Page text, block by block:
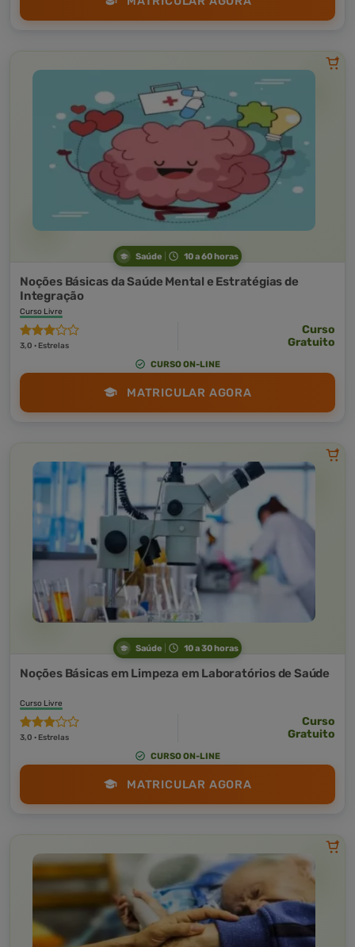
Saúde 10 a 60 horas
Noções Básicas da Saúde Mental e Estratégias de
Integração
Curso Livre
3,0 · Estrelas
Curso
Gratuito
CURSO ON-LINE
MATRICULAR AGORA
Saúde 10 a 30 horas
Noções Básicas em Limpeza em Laboratórios de Saúde
Curso Livre
3,0 · Estrelas
Curso
Gratuito
CURSO ON-LINE
MATRICULAR AGORA